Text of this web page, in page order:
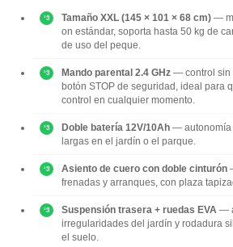
Tamaño XXL (145 × 101 × 68 cm) —
on estándar, soporta hasta 50 kg de
de uso del peque.
Mando parental 2.4 GHz — control sin
botón STOP de seguridad, ideal para
control en cualquier momento.
Doble batería 12V/10Ah — autonomía
largas en el jardín o el parque.
Asiento de cuero con doble cinturón
frenadas y arranques, con plaza
Suspensión trasera + ruedas EVA —
irregularidades del jardín y rodadura
el suelo.